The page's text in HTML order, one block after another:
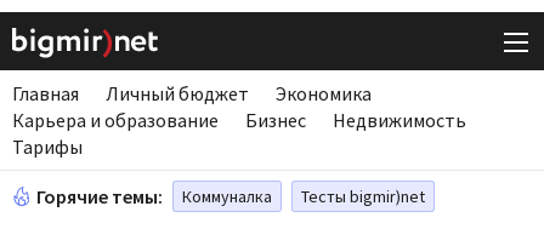
Главная Личный бюджет
Экономика
Карьера и образование
Бизнес
Недвижимость
Тарифы
Горячие темы: Коммуналка Тесты bigmir)net